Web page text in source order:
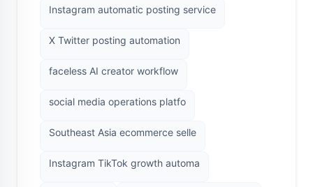
Instagram automatic posting service
X Twitter posting automation
faceless AI creator workflow
social media operations platfo
Southeast Asia ecommerce selle
Instagram TikTok growth automa